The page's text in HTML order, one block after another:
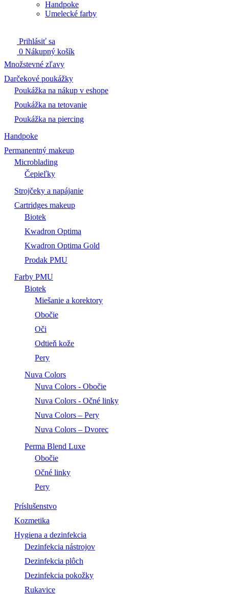
Handpoke
Umelecké farby
Prihlásiť sa
0 Nákupný košík
Množstevné zľavy
Darčekové poukážky
Poukážka na nákup v eshope
Poukážka na tetovanie
Poukážka na piercing
Handpoke
Permanentný makeup
Microblading
Čepieľky
Strojčeky a napájanie
Cartridges makeup
Biotek
Kwadron Optima
Kwadron Optima Gold
Prodak PMU
Farby PMU
Biotek
Miešanie a korektory
Obočie
Oči
Odtieň kože
Pery
Nuva Colors
Nuva Colors - Obočie
Nuva Colors - Očné linky
Nuva Colors – Pery
Nuva Colors – Dvorec
Perma Blend Luxe
Obočie
Očné linky
Pery
Príslušenstvo
Kozmetika
Hygiena a dezinfekcia
Dezinfekcia nástrojov
Dezinfekcia plôch
Dezinfekcia pokožky
Rukavice